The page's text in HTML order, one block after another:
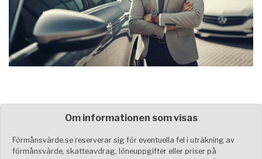
Om informationen som visas
Förmånsvärde.se reserverar sig för eventuella fel i uträkning av
förmånsvärde, skatteavdrag, löneuppgifter eller priser på